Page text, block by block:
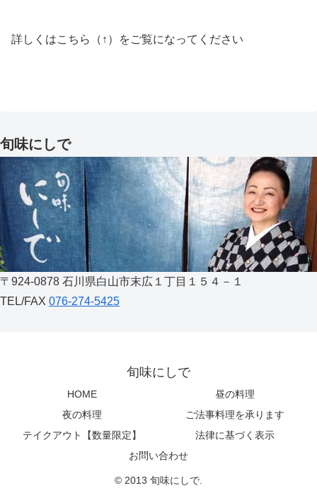
詳しくはこちら（↑）をご覧になってください
旬味にしで
〒924-0878 石川県白山市末広１丁目１５４－１
TEL/FAX 076-274-5425
旬味にしで
HOME
昼の料理
夜の料理
ご法事料理を承ります
テイクアウト【数量限定】
法律に基づく表示
お問い合わせ
© 2013 旬味にしで.